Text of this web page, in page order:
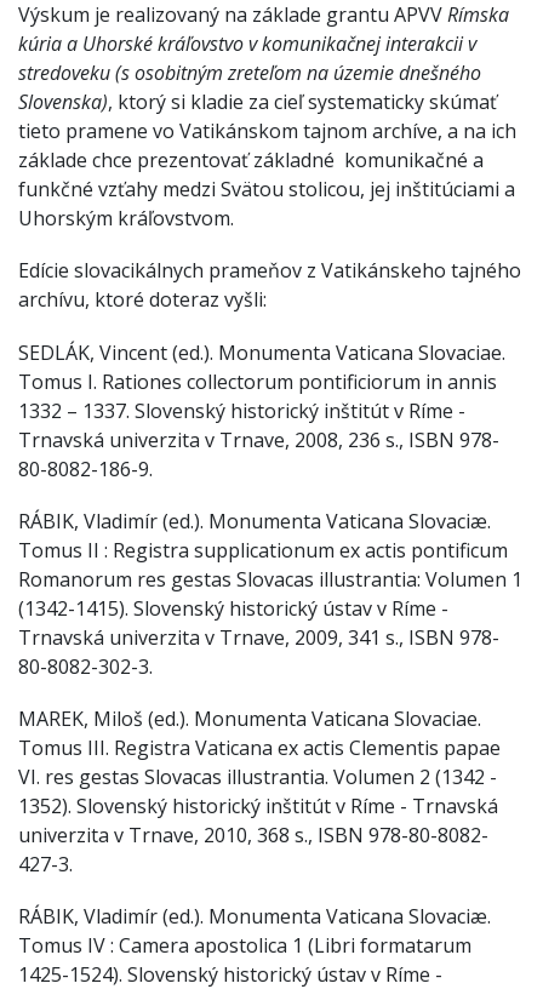
Výskum je realizovaný na základe grantu APVVRímska
kúria a Uhorské kráľovstvo v komunikačnej interakcii v
stredoveku (s osobitným zreteľom na územie dnešného
Slovenska), ktorý si kladie za cieľ systematicky skúmať
tieto pramene vo Vatikánskom tajnom archíve, a na ich
základe chce prezentovať základné komunikačné a
funkčné vzťahy medzi Svätou stolicou, jej inštitúciami a
Uhorským kráľovstvom.
Edície slovacikálnych prameňov z Vatikánskeho tajného
archívu, ktoré doteraz vyšli:
SEDLÁK, Vincent (ed.). Monumenta Vaticana Slovaciae.
Tomus I. Rationes collectorum pontificiorum in annis
1332 – 1337. Slovenský historický inštitút v Ríme -
Trnavská univerzita v Trnave, 2008, 236 s., ISBN 978-
80-8082-186-9.
RÁBIK, Vladimír (ed.). Monumenta Vaticana Slovaciæ.
Tomus II : Registra supplicationum ex actis pontificum
Romanorum res gestas Slovacas illustrantia: Volumen 1
(1342-1415). Slovenský historický ústav v Ríme -
Trnavská univerzita v Trnave, 2009, 341 s., ISBN 978-
80-8082-302-3.
MAREK, Miloš (ed.). Monumenta Vaticana Slovaciae.
Tomus III. Registra Vaticana ex actis Clementis papae
VI. res gestas Slovacas illustrantia. Volumen 2 (1342 -
1352). Slovenský historický inštitút v Ríme - Trnavská
univerzita v Trnave, 2010, 368 s., ISBN 978-80-8082-
427-3.
RÁBIK, Vladimír (ed.). Monumenta Vaticana Slovaciæ.
Tomus IV : Camera apostolica 1 (Libri formatarum
1425-1524). Slovenský historický ústav v Ríme -